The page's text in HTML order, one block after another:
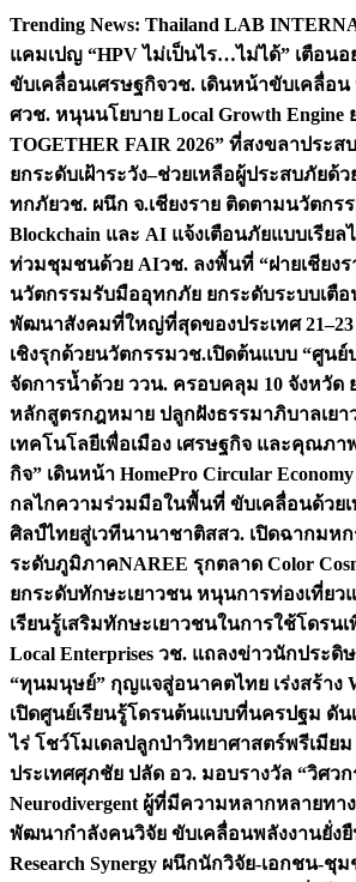
Skip
content
Trending News: Thailand LAB
แคมเปญ “HPV ไม่เป็นไร…ไม่ได้” เตือน
ขับเคลื่อนเศรษฐกิจวช. เดินหน้าขับเคลื่อ
ศวช. หนุนนโยบาย Local Growth
TOGETHER FAIR 2026” ที่สงขลาประ
ยกระดับเฝ้าระวัง–ช่วยเหลือผู้ประสบภัยด้
ทกภัยวช. ผนึก จ.เชียงราย ติดตามนวัตก
Blockchain และ AI แจ้งเตือนภัยแบบเรี
ท่วมชุมชนด้วย AIวช. ลงพื้นที่ “ฝายเชีย
นวัตกรรมรับมืออุทกภัย ยกระดับระบบเตื
พัฒนาสังคมที่ใหญ่ที่สุดของประเทศ
เชิงรุกด้วยนวัตกรรมวช.เปิดต้นแบบ “ศูนย์
จัดการน้ำด้วย ววน. ครอบคลุม 10 จังหวัด
หลักสูตรกฎหมาย ปลูกฝังธรรมาภิบาลเยา
เทคโนโลยีเพื่อเมือง เศรษฐกิจ และคุณภา
กิจ” เดินหน้า HomePro Circular
กลไกความร่วมมือในพื้นที่ ขับเคลื่อนด้วย
ศิลป์ไทยสู่เวทีนานาชาติสสว. เปิดฉากมห
ระดับภูมิภาคNAREE รุกตลาด Color
ยกระดับทักษะเยาวชน หนุนการท่องเที่ย
เรียนรู้เสริมทักษะเยาวชนในการใช้โดร
Local Enterprises วช. แถลงข่าวนักประดิษ
“ทุนมนุษย์” กุญแจสู่อนาคตไทย เร่งสร้าง
เปิดศูนย์เรียนรู้โดรนต้นแบบที่นครปฐม ดั
ไร่ โชว์โมเดลปลูกป่าวิทยาศาสตร์พรีเมีย
ประเทศศุภชัย ปลัด อว. มอบรางวัล “วิศ
Neurodivergent ผู้ที่มีความหลากหลายท
พัฒนากำลังคนวิจัย ขับเคลื่อนพลังงานยั่งยื
Research Synergy ผนึกนักวิจัย-เอกชน-